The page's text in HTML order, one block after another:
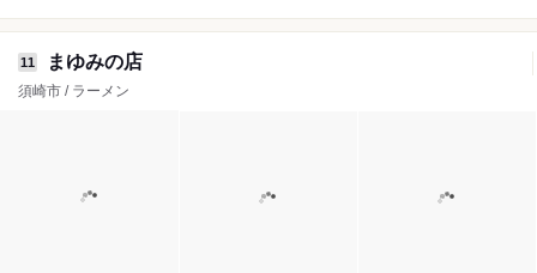
11 まゆみの店
須崎市 / ラーメン